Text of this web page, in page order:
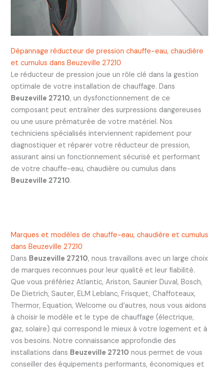
Dépannage réducteur de pression chauffe-eau, chaudière
et cumulus dans Beuzeville 27210
Le réducteur de pression joue un rôle clé dans la gestion
optimale de votre installation de chauffage. Dans
Beuzeville 27210, un dysfonctionnement de ce
composant peut entraîner des surpressions dangereuses
ou une usure prématurée de votre matériel. Nos
techniciens spécialisés interviennent rapidement pour
diagnostiquer et réparer votre réducteur de pression,
assurant ainsi un fonctionnement sécurisé et performant
de votre chauffe-eau, chaudière ou cumulus dans
Beuzeville 27210.
Marques et modèles de chauffe-eau, chaudière et cumulus
dans Beuzeville 27210
Dans Beuzeville 27210, nous travaillons avec un large choix
de marques reconnues pour leur qualité et leur fiabilité.
Que vous préfériez Atlantic, Ariston, Saunier Duval, Bosch,
De Dietrich, Sauter, ELM Leblanc, Frisquet, Chaffoteaux,
Thermor, Equation, Welcome ou d’autres, nous vous aidons
à choisir le modèle et le type de chauffage (électrique,
gaz, solaire) qui correspond le mieux à votre logement et à
vos besoins. Notre connaissance approfondie des
installations dans Beuzeville 27210 nous permet de vous
conseiller des équipements performants, économiques et